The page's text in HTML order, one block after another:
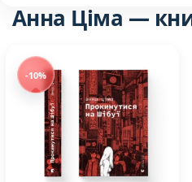
Анна Ціма —
-10%